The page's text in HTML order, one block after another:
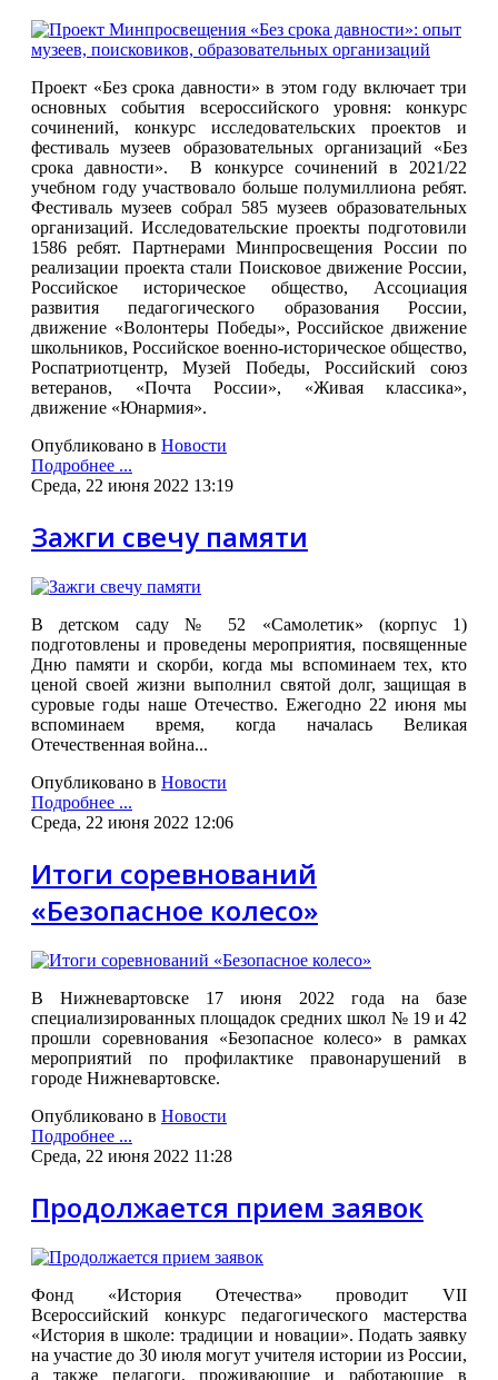
Проект «Без срока давности» в этом году включает три
основных события всероссийского уровня: конкурс
сочинений, конкурс исследовательских проектов и
фестиваль музеев образовательных организаций «Без
срока давности». В конкурсе сочинений в 2021/22
учебном году участвовало больше полумиллиона ребят.
Фестиваль музеев собрал 585 музеев образовательных
организаций. Исследовательские проекты подготовили
1586 ребят. Партнерами Минпросвещения России по
реализации проекта стали Поисковое движение России,
Российское историческое общество, Ассоциация
развития педагогического образования России,
движение «Волонтеры Победы», Российское движение
школьников, Российское военно-историческое общество,
Роспатриотцентр, Музей Победы, Российский союз
ветеранов, «Почта России», «Живая классика»,
движение «Юнармия».
Опубликовано в Новости
Подробнее ...
Среда, 22 июня 2022 13:19
Зажги свечу памяти
В детском саду № 52 «Самолетик» (корпус 1)
подготовлены и проведены мероприятия, посвященные
Дню памяти и скорби, когда мы вспоминаем тех, кто
ценой своей жизни выполнил святой долг, защищая в
суровые годы наше Отечество. Ежегодно 22 июня мы
вспоминаем время, когда началась Великая
Отечественная война...
Опубликовано в Новости
Подробнее ...
Среда, 22 июня 2022 12:06
Итоги соревнований
«Безопасное колесо»
В Нижневартовске 17 июня 2022 года на базе
специализированных площадок средних школ № 19 и 42
прошли соревнования «Безопасное колесо» в рамках
мероприятий по профилактике правонарушений в
городе Нижневартовске.
Опубликовано в Новости
Подробнее ...
Среда, 22 июня 2022 11:28
Продолжается прием заявок
Фонд «История Отечества» проводит VII
Всероссийский конкурс педагогического мастерства
«История в школе: традиции и новации». Подать заявку
на участие до 30 июля могут учителя истории из России,
а также педагоги, проживающие и работающие в